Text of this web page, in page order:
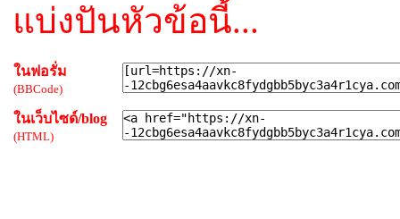
แบ่งปันหัวข้อนี้...
ในฟอรั่ม
(BBCode)
ในเว็บไซด์/blog
(HTML)